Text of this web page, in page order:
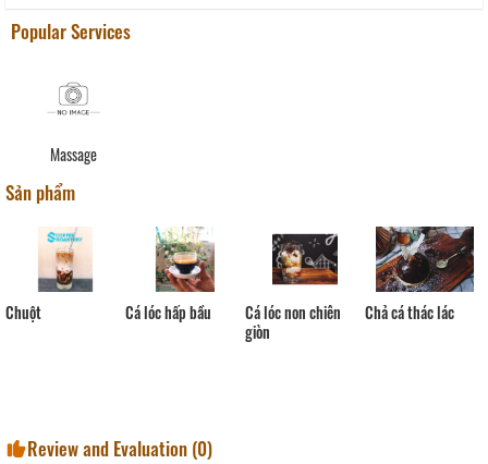
Popular Services
Massage
Sản phẩm
Cá lóc hấp bầu
Cá lóc non chiên
Chả cá thác lác Mực
Review and Evaluation (0)